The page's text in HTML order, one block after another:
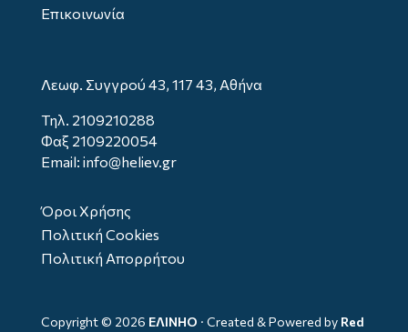
Επικοινωνία
Λεωφ. Συγγρού 43, 117 43, Αθήνα
Τηλ. 2109210288
Φαξ 2109220054
Email: info@heliev.gr
Όροι Χρήσης
Πολιτική Cookies
Πολιτική Απορρήτου
Copyright © 2026 ΕΛΙΝΗΟ · Created & Powered by Red